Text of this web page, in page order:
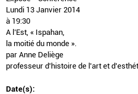
Lundi 13 Janvier 2014
à 19:30
A l’Est, « Ispahan,
la moitié du monde ».
par Anne Deliège
professeur d'histoire de l'art et
Date(s):